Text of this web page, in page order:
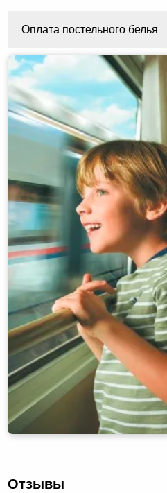
Оплата постельного белья
Отзывы